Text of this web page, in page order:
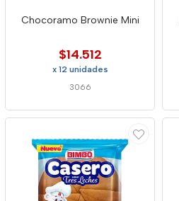
Chocoramo Brownie Mini
$14.512
x 12 unidades
3066